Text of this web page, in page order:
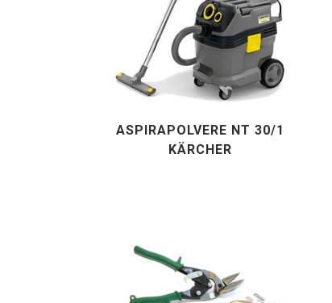
ASPIRAPOLVERE NT 30/1
KÄRCHER